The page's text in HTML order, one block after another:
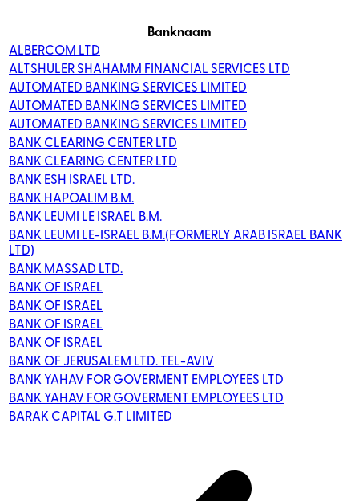
Banknaam
ALBERCOM LTD
ALTSHULER SHAHAMM FINANCIAL SERVICES LTD
AUTOMATED BANKING SERVICES LIMITED
AUTOMATED BANKING SERVICES LIMITED
AUTOMATED BANKING SERVICES LIMITED
BANK CLEARING CENTER LTD
BANK CLEARING CENTER LTD
BANK ESH ISRAEL LTD.
BANK HAPOALIM B.M.
BANK LEUMI LE ISRAEL B.M.
BANK LEUMI LE-ISRAEL B.M.(FORMERLY ARAB ISRAEL BANK
LTD)
BANK MASSAD LTD.
BANK OF ISRAEL
BANK OF ISRAEL
BANK OF ISRAEL
BANK OF ISRAEL
BANK OF JERUSALEM LTD. TEL-AVIV
BANK YAHAV FOR GOVERMENT EMPLOYEES LTD
BANK YAHAV FOR GOVERMENT EMPLOYEES LTD
BARAK CAPITAL G.T LIMITED